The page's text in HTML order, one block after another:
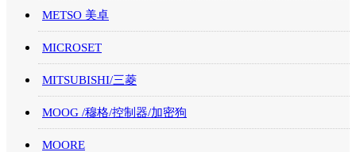
METSO 美卓
MICROSET
MITSUBISHI/三菱
MOOG /穆格/控制器/加密狗
MOORE